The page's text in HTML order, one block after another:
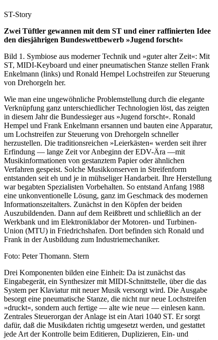
ST-Story
Zwei Tüftler gewannen mit dem ST und einer raffinierten Idee
den diesjährigen Bundeswettbewerb »Jugend forscht«
Bild 1. Symbiose aus moderner Technik und »guter alter Zeit«: Mit
ST, MIDI-Keyboard und einer pneumatischen Stanze stellen Frank
Enkelmann (links) und Ronald Hempel Lochstreifen zur Steuerung
von Drehorgeln her.
Wie man eine ungewöhnliche Problemstellung durch die elegante
Verknüpfung ganz unterschiedlicher Technologien löst, das zeigten
in diesem Jahr die Bundessieger aus »Jugend forscht«. Ronald
Hempel und Frank Enkelmann ersannen und bauten eine Apparatur,
um Lochstreifen zur Steuerung von Drehorgeln schneller
herzustellen. Die traditionsreichen »Leierkästen« werden seit ihrer
Erfindung — lange Zeit vor Anbeginn der EDV-Ära —mit
Musikinformationen von gestanztem Papier oder ähnlichen
Verfahren gespeist. Solche Musikkonserven in Streifenform
entstanden seit eh und je in mühseliger Handarbeit. Ihre Herstellung
war begabten Spezialisten Vorbehalten. So entstand Anfang 1988
eine unkonventionelle Lösung, ganz im Geschmack des modernen
Informationszeitalters. Zunächst in den Köpfen der beiden
Auszubildenden. Dann auf dem Reißbrett und schließlich an der
Werkbank und im Elektroniklabor der Motoren- und Turbinen-
Union (MTU) in Friedrichshafen. Dort befinden sich Ronald und
Frank in der Ausbildung zum Industriemechaniker.
Foto: Peter Thomann. Stern
Drei Komponenten bilden eine Einheit: Da ist zunächst das
Eingabegerät, ein Synthesizer mit MIDI-Schnittstelle, über die das
System per Klaviatur mit neuer Musik versorgt wird. Die Ausgabe
besorgt eine pneumatische Stanze, die nicht nur neue Lochstreifen
»druckt«, sondern auch fertige — alte wie neue — einlesen kann.
Zentrales Steuerorgan der Anlage ist ein Atari 1040 ST. Er sorgt
dafür, daß die Musikdaten richtig umgesetzt werden, und gestattet
jede Art der Kontrolle beim Editieren, Duplizieren, Ein- und